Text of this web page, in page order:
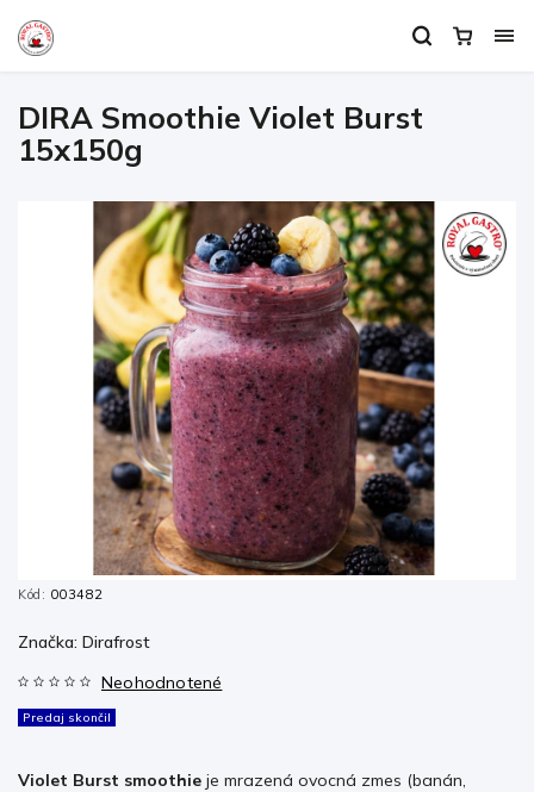
DIRA Smoothie Violet Burst
15x150g
Kód: 003482
Predaj skončil
Neohodnotené
Violet Burst smoothie je mrazená ovocná zmes (banán,
Značka: Dirafrost